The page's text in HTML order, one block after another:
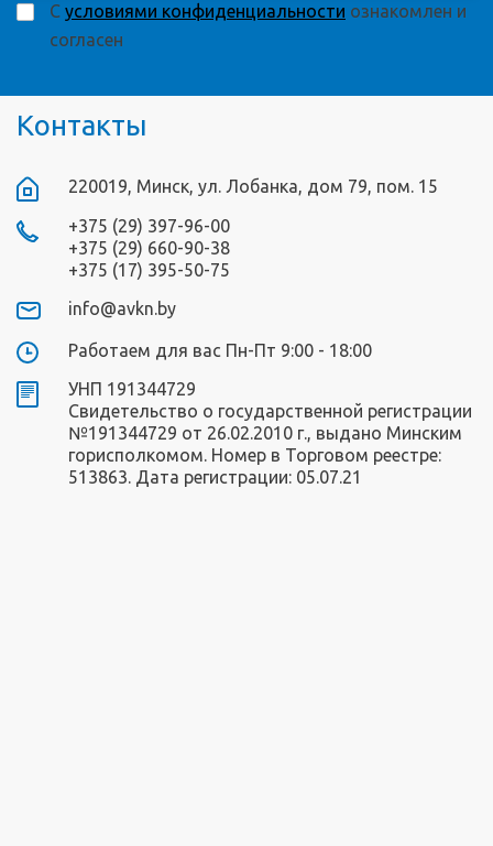
С условиями конфиденциальности ознакомлен и
согласен
Контакты
220019, Минск, ул. Лобанка, дом 79, пом. 15
+375 (29) 397-96-00
+375 (29) 660-90-38
+375 (17) 395-50-75
info@avkn.by
Работаем для вас Пн-Пт 9:00 - 18:00
УНП 191344729
Свидетельство о государственной регистрации
№191344729 от 26.02.2010 г., выдано Минским
горисполкомом. Номер в Торговом реестре:
513863. Дата регистрации: 05.07.21